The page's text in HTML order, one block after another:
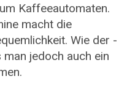
Kaffeeautomaten.
macht die
Wie der
jedoch auch ein